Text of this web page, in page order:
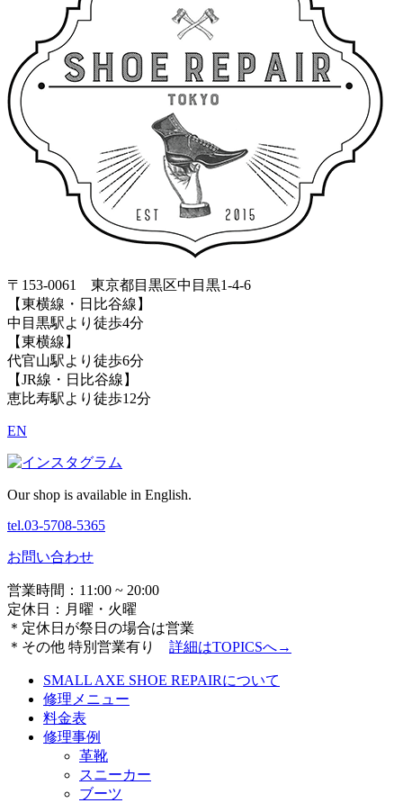
〒153-0061 東京都目黒区中目黒1-4-6
【東横線・日比谷線】
中目黒駅より徒歩4分
【東横線】
代官山駅より徒歩6分
【JR線・日比谷線】
恵比寿駅より徒歩12分
EN
Our shop is available in English.
tel.03-5708-5365
お問い合わせ
営業時間：11:00 ~ 20:00
定休日：月曜・火曜
＊定休日が祭日の場合は営業
＊その他 特別営業有り 詳細はTOPICSへ→
SMALL AXE SHOE REPAIRについて
修理メニュー
料金表
修理事例
革靴
スニーカー
ブーツ